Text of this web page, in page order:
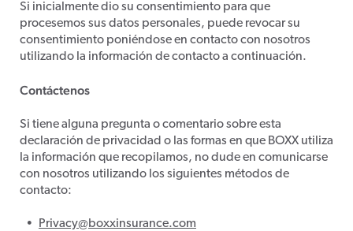
Si inicialmente dio su consentimiento para que
procesemos sus datos personales, puede revocar su
consentimiento poniéndose en contacto con nosotros
utilizando la información de contacto a continuación.
Contáctenos
Si tiene alguna pregunta o comentario sobre esta
declaración de privacidad o las formas en que BOXX utiliza
la información que recopilamos, no dude en comunicarse
con nosotros utilizando los siguientes métodos de
contacto:
Privacy@boxxinsurance.com